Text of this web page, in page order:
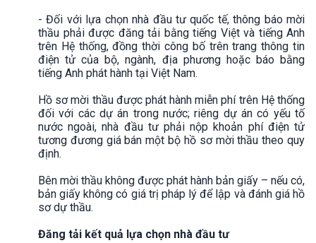
- Đối với lựa chọn nhà đầu tư quốc tế, thông báo mời
thầu phải được đăng tải bằng tiếng Việt và tiếng Anh
trên Hệ thống, đồng thời công bố trên trang thông tin
điện tử của bộ, ngành, địa phương hoặc báo bằng
tiếng Anh phát hành tại Việt Nam.
Hồ sơ mời thầu được phát hành miễn phí trên Hệ thống
đối với các dự án trong nước; riêng dự án có yếu tố
nước ngoài, nhà đầu tư phải nộp khoản phí điện tử
tương đương giá bán một bộ hồ sơ mời thầu theo quy
định.
Bên mời thầu không được phát hành bản giấy – nếu có,
bản giấy không có giá trị pháp lý để lập và đánh giá hồ
sơ dự thầu.
Đăng tải kết quả lựa chọn nhà đầu tư